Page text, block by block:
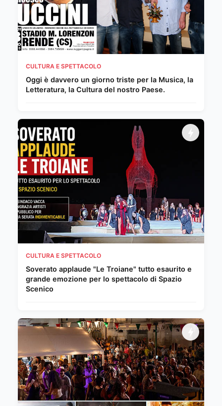
CULTURA E SPETTACOLO
Oggi è davvero un giorno triste per la Musica, la
Letteratura, la Cultura del nostro Paese.
CULTURA E SPETTACOLO
Soverato applaude "Le Troiane" tutto esaurito e
grande emozione per lo spettacolo di Spazio
Scenico